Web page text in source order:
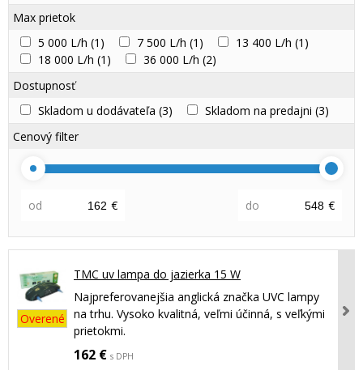
Max prietok
5 000 L/h (1) 7 500 L/h (1) 13 400 L/h (1)
18 000 L/h (1) 36 000 L/h (2)
Dostupnosť
Skladom u dodávateľa (3) Skladom na predajni (3)
Cenový filter
od € do €
Overené
TMC uv lampa do jazierka 15 W
Najpreferovanejšia anglická značka UVC lampy
na trhu. Vysoko kvalitná, veľmi účinná, s veľkými
prietokmi.
162 € s DPH